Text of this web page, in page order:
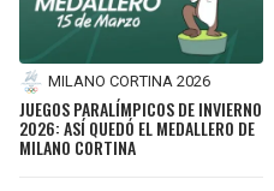
FALCONS
PANTHERS
SAINTS
TRAIL BLAZERS
JAZZ
MILANO CORTINA 2026
JUEGOS PARALÍMPICOS DE INVIERNO
2026: ASÍ QUEDÓ EL MEDALLERO DE
MILANO CORTINA